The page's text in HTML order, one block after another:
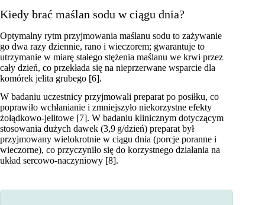
Kiedy brać maślan sodu w ciągu dnia?
Optymalny rytm przyjmowania maślanu sodu to zażywanie
go dwa razy dziennie, rano i wieczorem; gwarantuje to
utrzymanie w miarę stałego stężenia maślanu we krwi przez
cały dzień, co przekłada się na nieprzerwane wsparcie dla
komórek jelita grubego [6].
W badaniu uczestnicy przyjmowali preparat po posiłku, co
poprawiło wchłanianie i zmniejszyło niekorzystne efekty
żołądkowo-jelitowe [7]. W badaniu klinicznym dotyczącym
stosowania dużych dawek (3,9 g/dzień) preparat był
przyjmowany wielokrotnie w ciągu dnia (porcje poranne i
wieczorne), co przyczyniło się do korzystnego działania na
układ sercowo-naczyniowy [8].